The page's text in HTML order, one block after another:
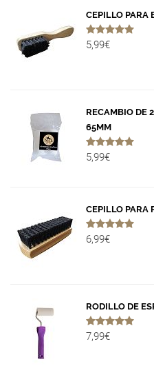
CEPILLO PARA
5,99€
RECAMBIO DE
65MM
5,99€
CEPILLO PARA
6,99€
RODILLO DE
7,99€